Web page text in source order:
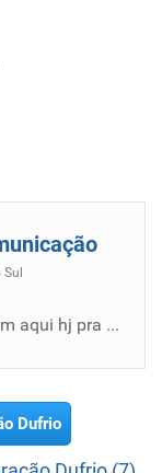
Sul
Olá meu nome é Alexsander Moura ,vim aqui hj pra pedir uma oportunidade de serviço pra poder conseguir um objeto na vida peço a ajuda de voc...
Dufrio